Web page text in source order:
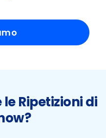
Ripetizioni di